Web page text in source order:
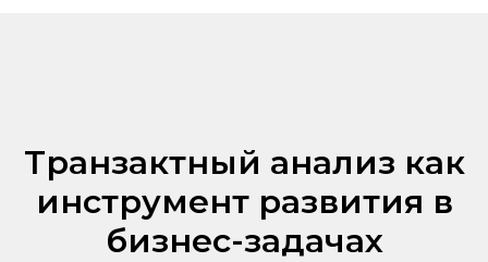
Транзактный анализ как
инструмент развития в
бизнес-задачах